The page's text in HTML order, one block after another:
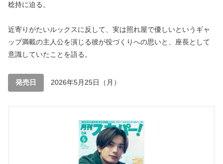
稔持に迫る。
近寄りがたいルックスに反して、実は照れ屋で優しいというギャ
ップ満載の主人公を演じる彼が役づくりへの思いと、座長として
意識していたことを語る。
発売日 2026年5月25日（月）